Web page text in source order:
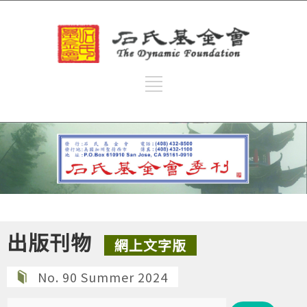
出版刊物 網上文字版
No. 90 Summer 2024